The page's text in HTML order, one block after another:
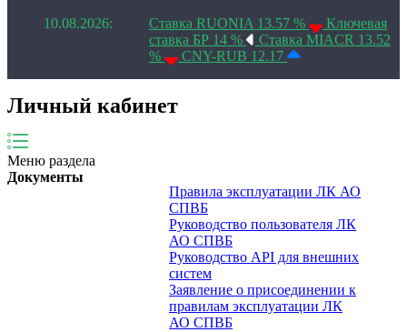
10.08.2026: Ставка RUONIA 13.57 %
Ключевая
ставка БР 14 %
Ставка MIACR 13.52
%
CNY-RUB 12.17
Личный кабинет
Меню раздела
Документы
Правила эксплуатации ЛК АО
СПВБ
Руководство пользователя ЛК
АО СПВБ
Руководство API для внешних
систем
Заявление о присоединении к
правилам эксплуатации ЛК
АО СПВБ